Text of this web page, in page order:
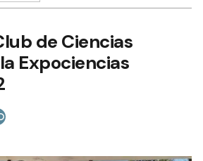
de Ciencias
Expociencias